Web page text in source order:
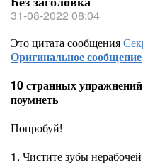
31-08-2022 08:04
Это цитата сообщения
Оригинальное сообщение
10 странных
поумнеть
Попробуй!
1. Чистите зубы